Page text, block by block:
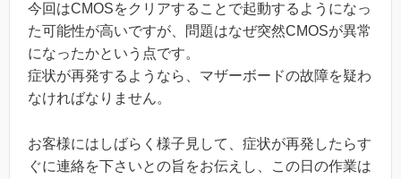
今回はCMOSをクリアすることで起動するようになっ
た可能性が高いですが、問題はなぜ突然CMOSが異常
になったかという点です。
症状が再発するようなら、マザーボードの故障を疑わ
なければなりません。
お客様にはしばらく様子見して、症状が再発したらす
ぐに連絡を下さいとの旨をお伝えし、この日の作業は